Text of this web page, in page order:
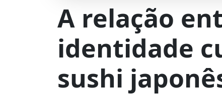
A relação
identidade
sushi